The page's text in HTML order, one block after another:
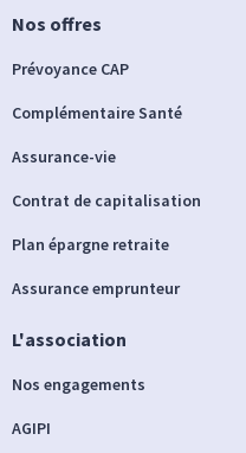
Nos offres
Prévoyance CAP
Complémentaire Santé
Assurance-vie
Contrat de capitalisation
Plan épargne retraite
Assurance emprunteur
L'association
Nos engagements
AGIPI